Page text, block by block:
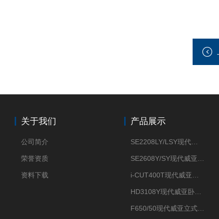
关于我们
公司简介
荣誉资质
资料下载
产品展示